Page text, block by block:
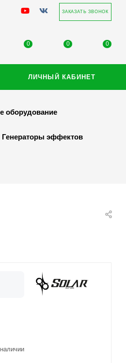
ЗАКАЗАТЬ ЗВОНОК
0 0 0
ЛИЧНЫЙ КАБИНЕТ
оборудование
Генераторы эффектов